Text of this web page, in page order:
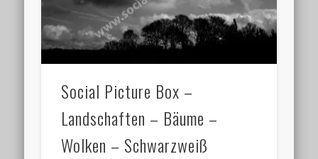
Social Picture Box –
Landschaften – Bäume –
Wolken – Schwarzweiß